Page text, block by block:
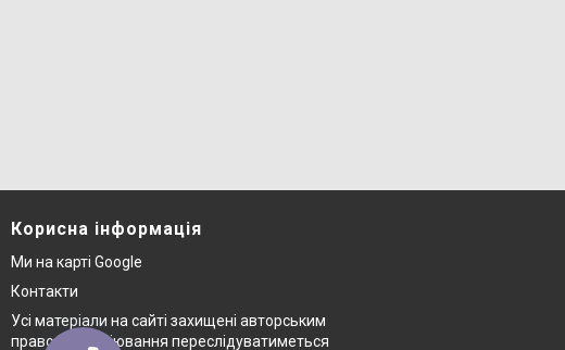
Корисна інформація
Ми на карті Google
Контакти
Усі матеріали на сайті захищені авторським
правом © копіювання переслідуватиметься